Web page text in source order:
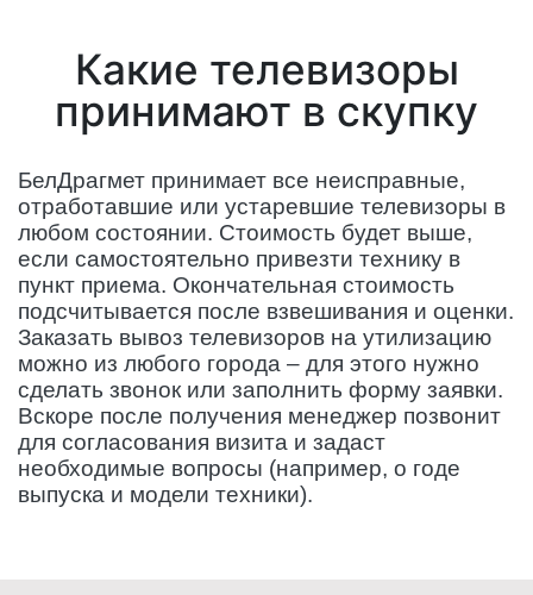
Какие телевизоры
принимают в скупку
БелДрагмет принимает все неисправные,
отработавшие или устаревшие телевизоры в
любом состоянии. Стоимость будет выше,
если самостоятельно привезти технику в
пункт приема. Окончательная стоимость
подсчитывается после взвешивания и оценки.
Заказать вывоз телевизоров на утилизацию
можно из любого города – для этого нужно
сделать звонок или заполнить форму заявки.
Вскоре после получения менеджер позвонит
для согласования визита и задаст
необходимые вопросы (например, о годе
выпуска и модели техники).